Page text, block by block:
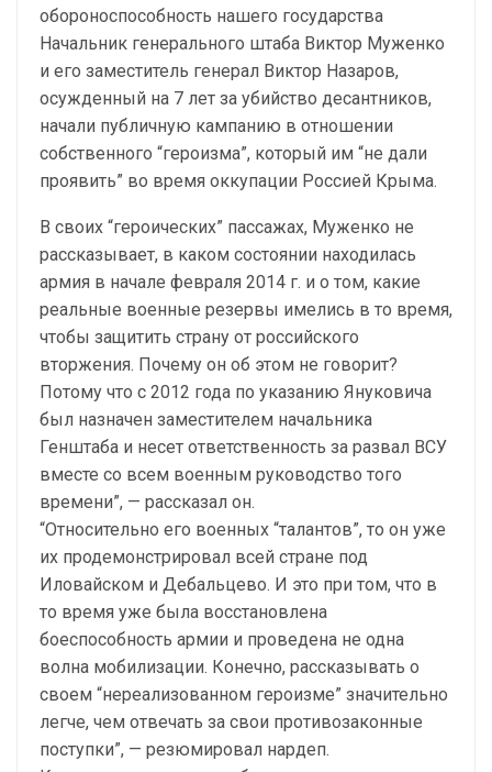
обороноспособность нашего государства
Начальник генерального штаба Виктор Муженко
и его заместитель генерал Виктор Назаров,
осужденный на 7 лет за убийство десантников,
начали публичную кампанию в отношении
собственного “героизма”, который им “не дали
проявить” во время оккупации Россией Крыма.
В своих “героических” пассажах, Муженко не
рассказывает, в каком состоянии находилась
армия в начале февраля 2014 г. и о том, какие
реальные военные резервы имелись в то время,
чтобы защитить страну от российского
вторжения. Почему он об этом не говорит?
Потому что с 2012 года по указанию Януковича
был назначен заместителем начальника
Генштаба и несет ответственность за развал ВСУ
вместе со всем военным руководство того
времени”, — рассказал он.
“Относительно его военных “талантов”, то он уже
их продемонстрировал всей стране под
Иловайском и Дебальцево. И это при том, что в
то время уже была восстановлена ​​
боеспособность армии и проведена не одна
волна мобилизации. Конечно, рассказывать о
своем “нереализованном героизме” значительно
легче, чем отвечать за свои противозаконные
поступки”, — резюмировал нардеп.